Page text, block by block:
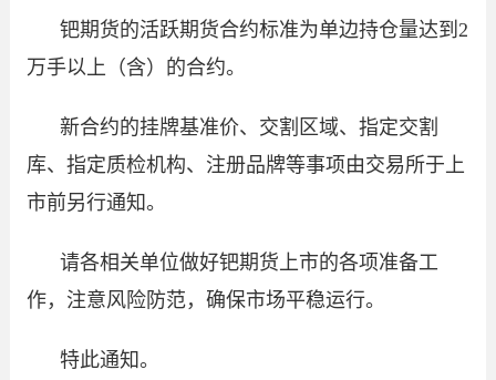
钯期货的活跃期货合约标准为单边持仓量达到2
万手以上（含）的合约。
新合约的挂牌基准价、交割区域、指定交割
库、指定质检机构、注册品牌等事项由交易所于上
市前另行通知。
请各相关单位做好钯期货上市的各项准备工
作，注意风险防范，确保市场平稳运行。
特此通知。